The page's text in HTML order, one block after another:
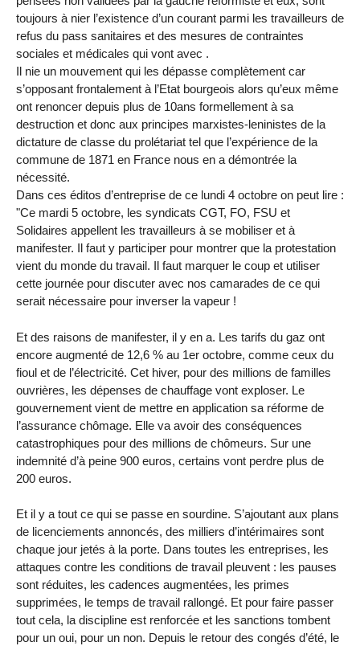
toujours à nier l’existence d’un courant parmi les travailleurs de
refus du pass sanitaires et des mesures de contraintes
sociales et médicales qui vont avec .
Il nie un mouvement qui les dépasse complètement car
s’opposant frontalement à l’Etat bourgeois alors qu’eux même
ont renoncer depuis plus de 10ans formellement à sa
destruction et donc aux principes marxistes-leninistes de la
dictature de classe du prolétariat tel que l’expérience de la
commune de 1871 en France nous en a démontrée la
nécessité.
Dans ces éditos d’entreprise de ce lundi 4 octobre on peut lire :
"Ce mardi 5 octobre, les syndicats CGT, FO, FSU et
Solidaires appellent les travailleurs à se mobiliser et à
manifester. Il faut y participer pour montrer que la protestation
vient du monde du travail. Il faut marquer le coup et utiliser
cette journée pour discuter avec nos camarades de ce qui
serait nécessaire pour inverser la vapeur !
Et des raisons de manifester, il y en a. Les tarifs du gaz ont
encore augmenté de 12,6 % au 1er octobre, comme ceux du
fioul et de l’électricité. Cet hiver, pour des millions de familles
ouvrières, les dépenses de chauffage vont exploser. Le
gouvernement vient de mettre en application sa réforme de
l’assurance chômage. Elle va avoir des conséquences
catastrophiques pour des millions de chômeurs. Sur une
indemnité d’à peine 900 euros, certains vont perdre plus de
200 euros.
Et il y a tout ce qui se passe en sourdine. S’ajoutant aux plans
de licenciements annoncés, des milliers d’intérimaires sont
chaque jour jetés à la porte. Dans toutes les entreprises, les
attaques contre les conditions de travail pleuvent : les pauses
sont réduites, les cadences augmentées, les primes
supprimées, le temps de travail rallongé. Et pour faire passer
tout cela, la discipline est renforcée et les sanctions tombent
pour un oui, pour un non. Depuis le retour des congés d’été, le